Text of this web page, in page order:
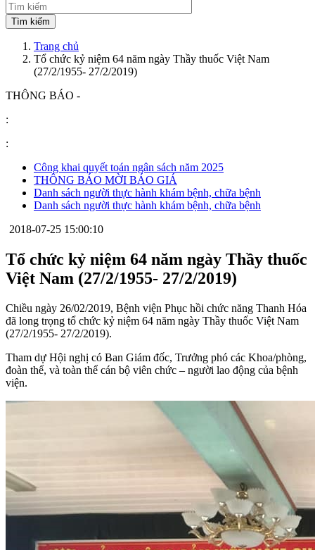
Trang chủ
Tổ chức kỷ niệm 64 năm ngày Thầy thuốc Việt Nam
(27/2/1955- 27/2/2019)
THÔNG BÁO -
:
:
Công khai quyết toán ngân sách năm 2025
THÔNG BÁO MỜI BÁO GIÁ
Danh sách người thực hành khám bệnh, chữa bệnh
Danh sách người thực hành khám bệnh, chữa bệnh
2018-07-25 15:00:10
Tổ chức kỷ niệm 64 năm ngày Thầy thuốc
Việt Nam (27/2/1955- 27/2/2019)
Chiều ngày 26/02/2019, Bệnh viện Phục hồi chức năng Thanh Hóa
đã long trọng tổ chức kỷ niệm 64 năm ngày Thầy thuốc Việt Nam
(27/2/1955- 27/2/2019).
Tham dự Hội nghị có Ban Giám đốc, Trưởng phó các Khoa/phòng,
đoàn thể, và toàn thể cán bộ viên chức – người lao động của bệnh
viện.